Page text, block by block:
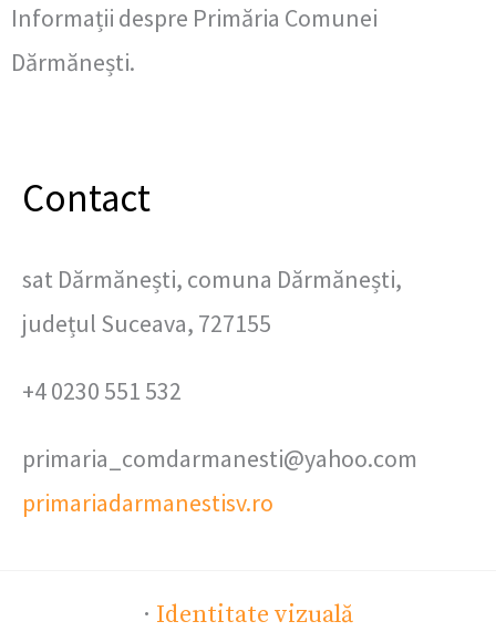
Informații despre Primăria Comunei
Dărmănești.
Contact
sat Dărmănești, comuna Dărmănești,
județul Suceava, 727155
+4 0230 551 532
primaria_comdarmanesti@yahoo.com
primariadarmanestisv.ro
· Identitate vizuală